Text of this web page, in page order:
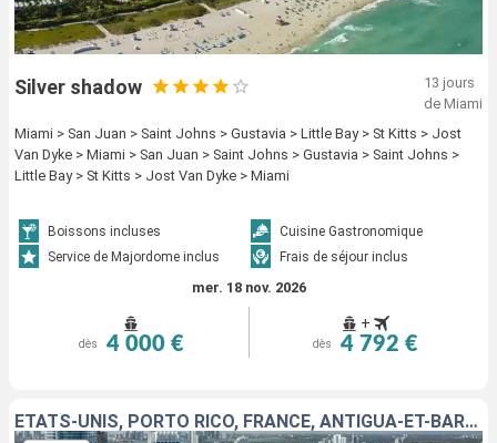
Silver shadow
13 jours
de Miami
Miami > San Juan > Saint Johns > Gustavia > Little Bay > St Kitts > Jost
Van Dyke > Miami > San Juan > Saint Johns > Gustavia > Saint Johns >
Little Bay > St Kitts > Jost Van Dyke > Miami
Boissons incluses
Cuisine Gastronomique
Service de Majordome inclus
Frais de séjour inclus
mer. 18 nov. 2026
dès 4 000 €
+
dès 4 792 €
ÉTATS-UNIS, PORTO RICO, FRANCE, ANTIGUA-ET-BARBUDA, ROYAUME-UNI, JOST VAN DYKE